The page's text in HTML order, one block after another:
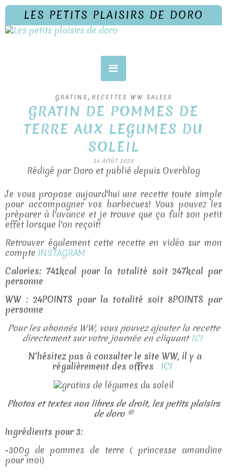
LES PETITS PLAISIRS DE DORO
GRATINS , RECETTES WW SALEES
GRATIN DE POMMES DE
TERRE AUX LEGUMES DU
SOLEIL
14 AOÛT 2023
Rédigé par Doro et publié depuis Overblog
Je vous propose aujourd'hui une recette toute simple
pour accompagner vos barbecues! Vous pouvez les
préparer à l'avance et je trouve que ça fait son petit
effet lorsque l'on reçoit!
Retrouver également cette recette en vidéo sur mon
compte INSTAGRAM
Calories: 741kcal pour la totalité soit 247kcal par
personne
WW : 24POINTS pour la totalité soit 8POINTS par
personne
Pour les abonnés WW, vous pouvez ajouter la recette
directement sur votre journée en cliquantICI
N'hésitez pas à consulter le site WW, il y a
régulièrement des offres
ICI
Photos et textes non libres de droit, les petits plaisirs
de doro ©
Ingrédients pour 3:
-300g de pommes de terre ( princesse amandine
pour moi)